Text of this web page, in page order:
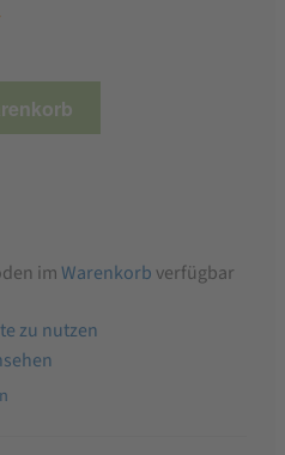
imWarenkorb verfügbar
zu nutzen